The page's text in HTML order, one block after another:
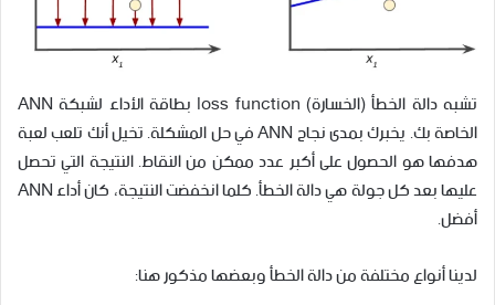
تشبه دالة الخطأ (الخسارة) loss function بطاقة الأداء لشبكة ANN
الخاصة بك. يخبرك بمدى نجاح ANN في حل المشكلة. تخيل أنك تلعب لعبة
هدفها هو الحصول على أكبر عدد ممكن من النقاط. النتيجة التي تحصل
عليها بعد كل جولة هي دالة الخطأ. كلما انخفضت النتيجة، كان أداء ANN
أفضل.
لدينا أنواع مختلفة من دالة الخطأ وبعضها مذكور هنا: